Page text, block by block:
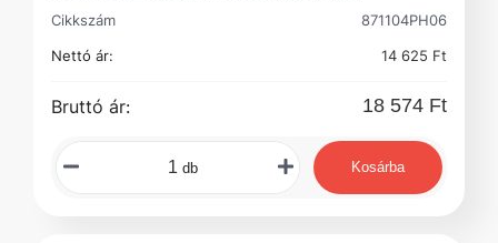
Cikkszám
871104PH06
Nettó ár:
14 625 Ft
Bruttó ár: 18 574 Ft
db Kosárba